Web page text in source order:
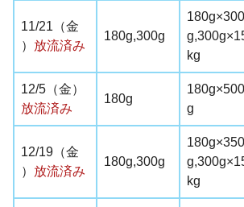
11/21 （金
） 放流済み
180g,300g
kg
12/5 （金）
放流済み
180g
g
12/19 （金
） 放流済み
180g,300g
kg